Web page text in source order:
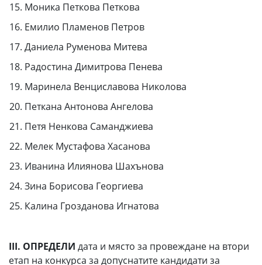
15. Моника Петкова Петкова
16. Емилио Пламенов Петров
17. Даниела Руменова Митева
18. Радостина Димитрова Пенева
19. Маринела Венциславова Николова
20. Петкана Антонова Ангелова
21. Петя Ненкова Саманджиева
22. Мелек Мустафова Хасанова
23. Иванина Илиянова Шахънова
24. Зина Борисова Георгиева
25. Калина Грозданова Игнатова
ІІІ. ОПРЕДЕЛИ дата и място за провеждане на втори
етап на конкурса за допуснатите кандидати за